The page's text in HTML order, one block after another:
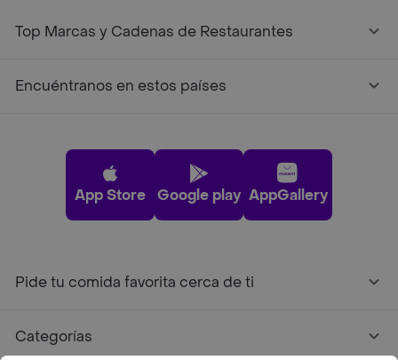
Top Marcas y Cadenas de Restaurantes
Encuéntranos en estos países
App Store Google play AppGallery
Pide tu comida favorita cerca de ti
Categorías